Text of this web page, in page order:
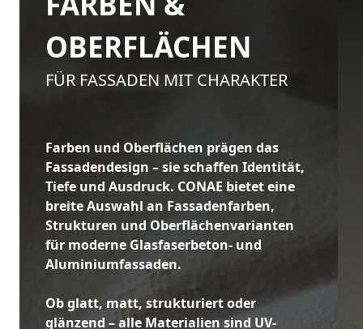
OBERFLÄCHEN
FÜR FASSADEN MIT CHARAKTER
Farben und Oberflächen prägen das
Fassadendesign – sie schaffen Identität,
Tiefe und Ausdruck. CONAE bietet eine
breite Auswahl an Fassadenfarben,
Strukturen und Oberflächenvarianten
für moderne Glasfaserbeton- und
Aluminiumfassaden.
Ob glatt, matt, strukturiert oder
glänzend – alle Materialien sind UV-